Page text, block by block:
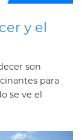
y el
son
para
se ve el